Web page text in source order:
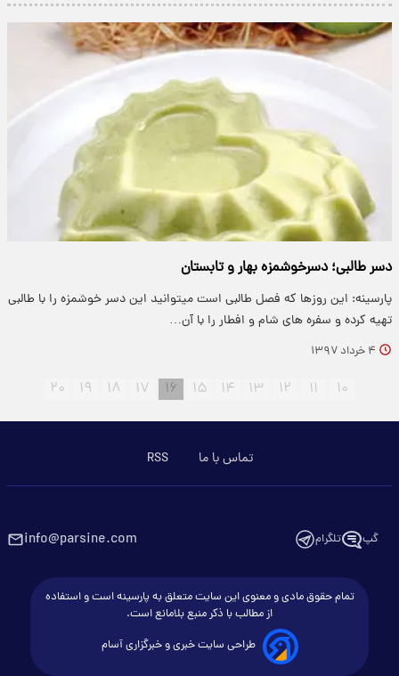
دسر طالبی؛ دسرخوشمزه بهار و تابستان
پارسینه: این روزها که فصل طالبی است میتوانید این دسر خوشمزه را با طالبی
تهیه کرده و سفره های شام و افطار را با آن…
۴ خرداد ۱۳۹۷
۱۰ ۱۱ ۱۲ ۱۳ ۱۴ ۱۵ ۱۶ ۱۷ ۱۸ ۱۹ ۲۰
تماس با ما RSS
گپ تلگرام info@parsine.com
تمام حقوق مادی و معنوی این سایت متعلق به پارسینه است و استفاده
از مطالب با ذکر منبع بلامانع است.
طراحی سایت خبری و خبرگزاری آسام